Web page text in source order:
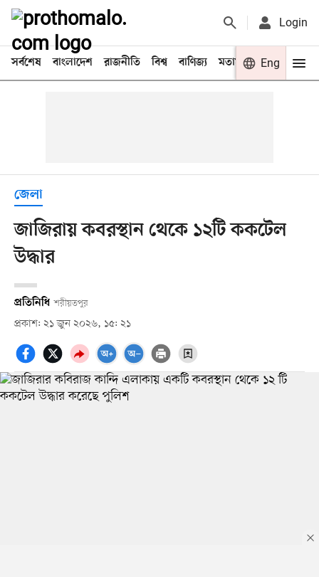
Login
সর্বশেষ বাংলাদেশ রাজনীতি বিশ্ব বাণিজ্য মতামত খেলা
Eng
জেলা
জাজিরায় কবরস্থান থেকে ১২টি ককটেল
উদ্ধার
প্রতিনিধি শরীয়তপুর
প্রকাশ: ২১ জুন ২০২৬, ১৫: ২১